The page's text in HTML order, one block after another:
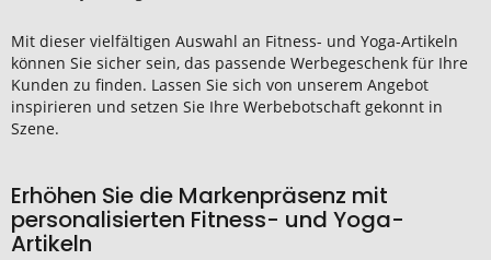
Mit dieser vielfältigen Auswahl an Fitness- und Yoga-Artikeln
können Sie sicher sein, das passende Werbegeschenk für Ihre
Kunden zu finden. Lassen Sie sich von unserem Angebot
inspirieren und setzen Sie Ihre Werbebotschaft gekonnt in
Szene.
Erhöhen Sie die Markenpräsenz mit
personalisierten Fitness- und Yoga-
Artikeln